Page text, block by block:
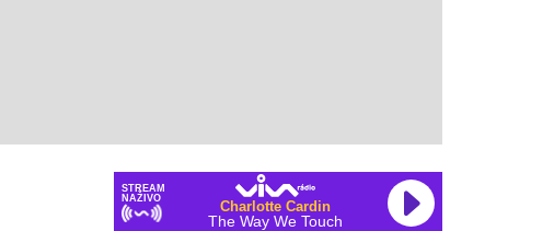
STREAM
NAŽIVO
Charlotte Cardin
The Way We Touch